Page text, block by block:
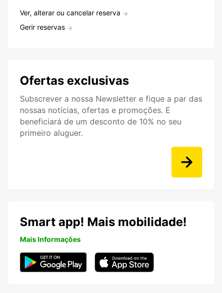
Ver, alterar ou cancelar reserva
Gerir reservas
Ofertas exclusivas
Subscrever a nossa Newsletter e fique a par das
nossas notícias, ofertas e promoções. E
beneficiará de um desconto de 10% no seu
primeiro aluguer.
Smart app! Mais mobilidade!
Mais Informações